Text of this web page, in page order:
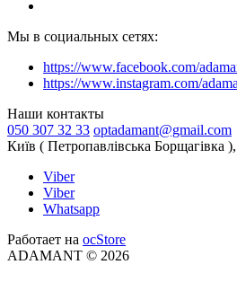
Мы в социальных сетях:
https://www.facebook.com/
https://www.instagram.com/
Наши контакты
050 307 32 33 optadamant@gmail.com
Київ ( Петропавлівська Борщагівка
Viber
Viber
Whatsapp
Работает на ocStore
ADAMANT © 2026